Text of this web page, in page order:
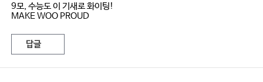
9모, 수능도 이 기새로 화이팅!
MAKE WOO PROUD
답글